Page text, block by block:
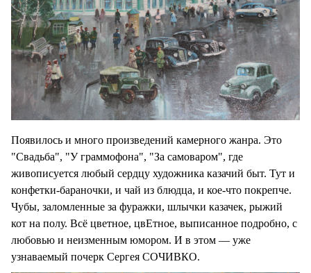
Появилось и много произведений камерного жанра. Это
"Свадьба", "У граммофона", "За самоваром", где
живописуется любый сердцу художника казачий быт. Тут и
конфетки-бараночки, и чай из блюдца, и кое-что покрепче.
Чубы, заломленные за фуражки, шлычки казачек, рыжий
кот на полу. Всё цветное, цвЕтное, выписанное подробно, с
любовью и неизменным юмором. И в этом — уже
узнаваемый почерк Сергея СОЧИВКО.